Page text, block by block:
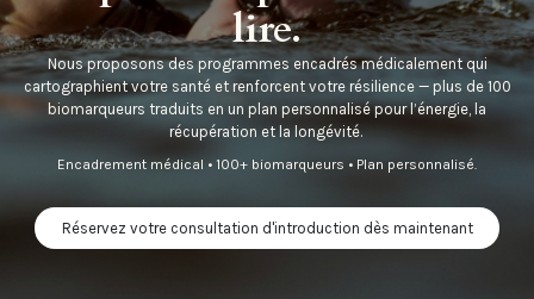
lire.
Nous proposons des programmes encadrés médicalement qui
cartographient votre santé et renforcent votre résilience — plus de 100
biomarqueurs traduits en un plan personnalisé pour l’énergie, la
récupération et la longévité.
Encadrement médical • 100+ biomarqueurs • Plan personnalisé.
Réservez votre consultation d'introduction dès maintenant